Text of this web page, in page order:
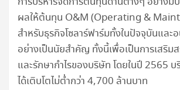
ผลให้ต้นทุน O&M (Operating &
สำหรับธุรกิจโซลาร์ฟาร์มทั้งในปัจจุบันและ
อย่างเป็นนัยสำคัญ ทั้งนี้เพื่อเป็นการเสริม
และรักษากำไรของบริษัท โดยในปี 2565 บ
ได้เติบโตไม่ต่ำกว่า 4,700 ล้านบาท